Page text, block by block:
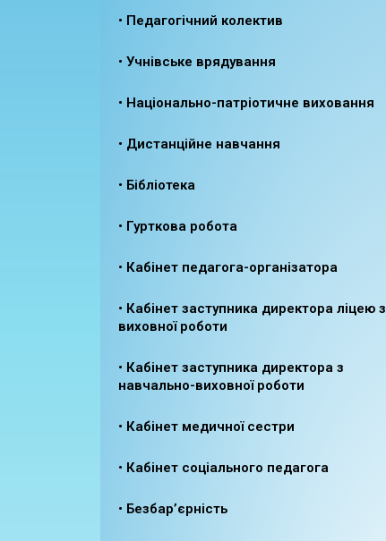
• Педагогічний колектив
• Учнівське врядування
• Національно-патріотичне виховання
• Дистанційне навчання
• Бібліотека
• Гурткова робота
• Кабінет педагога-організатора
• Кабінет заступника директора ліцею з
виховної роботи
• Кабінет заступника директора з
навчально-виховної роботи
• Кабінет медичної сестри
• Кабінет соціального педагога
• Безбар’єрність